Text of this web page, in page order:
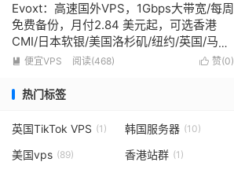
Evoxt：高速国外VPS，1Gbps大带宽/每周
免费备份，月付2.84 美元起，可选香港
CMI/日本软银/美国洛杉矶/纽约/英国/马来
西亚/德国机房
 赞(0)
 便宜VPS 阅读(468)
热门标签
英国TikTok VPS (1) 韩国服务器 (10)
美国vps (89) 香港站群 (1)